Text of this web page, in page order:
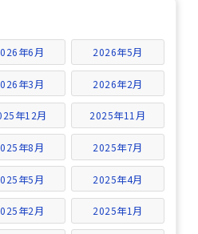
年6月 2026年5月
年3月 2026年2月
年12月 2025年11月
年8月 2025年7月
年5月 2025年4月
年2月 2025年1月